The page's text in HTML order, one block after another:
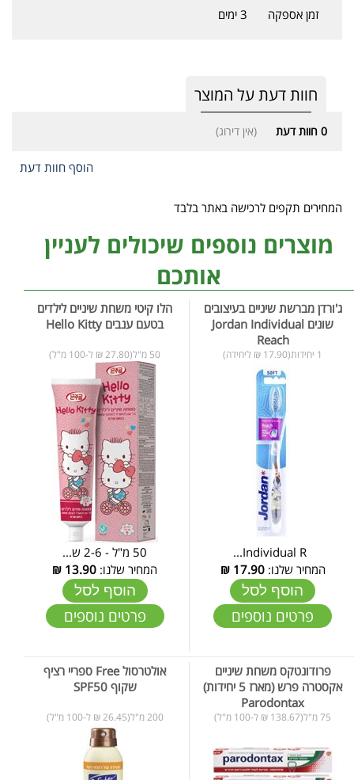
זמן אספקה
3 ימים
חוות דעת על המוצר
0 חוות דעת (אין דירוג)
הוסף חוות דעת
המחירים תקפים לרכישה באתר בלבד
מוצרים נוספים שיכולים לעניין
אותכם
ג'ורדן מברשת שיניים בעיצובים
שונים Jordan Individual
Reach
1 יחידות(17.90 ₪ ליחידה)
Individual R...
המחיר שלנו:17.90
₪
הוסף לסל
פרטים נוספים
הלו קיטי משחת שיניים לילדים
בטעם ענבים Hello Kitty
50 מ"ל(27.80 ₪ ל-100 מ"ל)
50 מ"ל - 2-6 ש...
המחיר שלנו: 13.90
₪
הוסף לסל
פרטים נוספים
פרודונטקס משחת שיניים
אקסטרה פרש (מארז 5 יחידות)
Parodontax
75 מ"ל(138.67 ₪ ל-100 מ"ל)
אולטרסול Free ספריי רציף
שקוף SPF50
200 מ"ל(26.45 ₪ ל-100 מ"ל)